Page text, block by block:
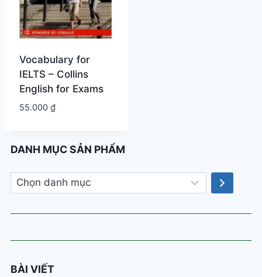
Vocabulary for
IELTS – Collins
English for Exams
55.000 ₫
DANH MỤC SẢN PHẨM
Chọn
danh
mục
BÀI VIẾT